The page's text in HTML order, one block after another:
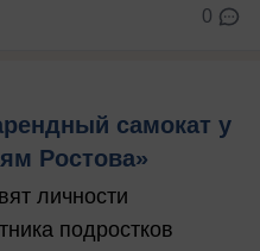
0
самокат у
Ростова»
личности
подростков